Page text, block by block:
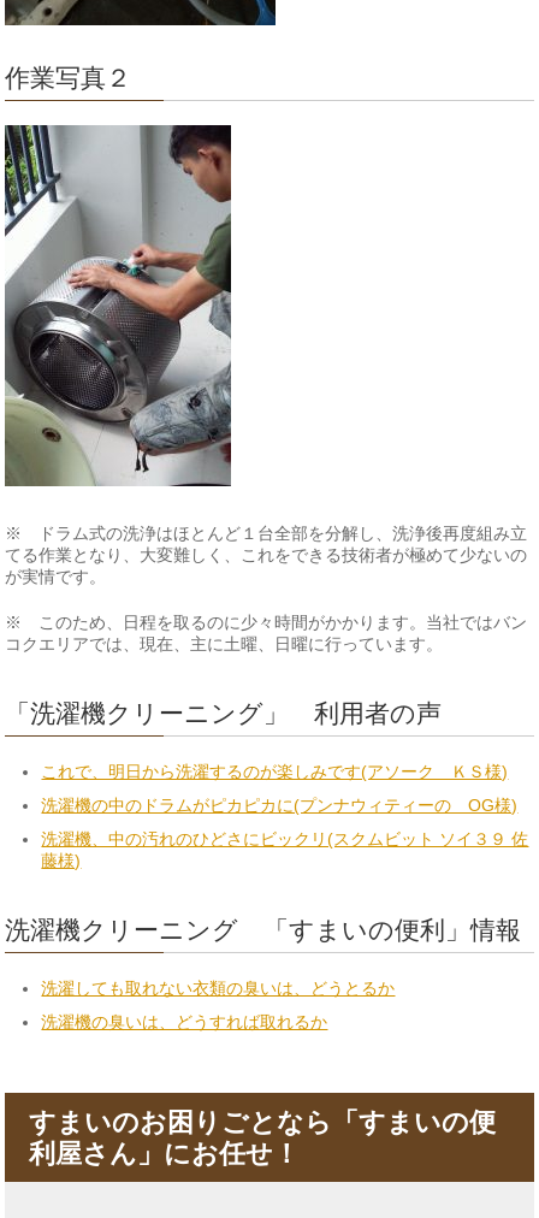
作業写真２
※ ドラム式の洗浄はほとんど１台全部を分解し、洗浄後再度組み立
てる作業となり、大変難しく、これをできる技術者が極めて少ないの
が実情です。
※ このため、日程を取るのに少々時間がかかります。当社ではバン
コクエリアでは、現在、主に土曜、日曜に行っています。
「洗濯機クリーニング」 利用者の声
これで、明日から洗濯するのが楽しみです(アソーク ＫＳ様)
洗濯機の中のドラムがピカピカに(プンナウィティーの OG様)
洗濯機、中の汚れのひどさにビックリ(スクムビット ソイ３９ 佐
藤様)
洗濯機クリーニング 「すまいの便利」情報
洗濯しても取れない衣類の臭いは、どうとるか
洗濯機の臭いは、どうすれば取れるか
すまいのお困りごとなら「すまいの便
利屋さん」にお任せ！